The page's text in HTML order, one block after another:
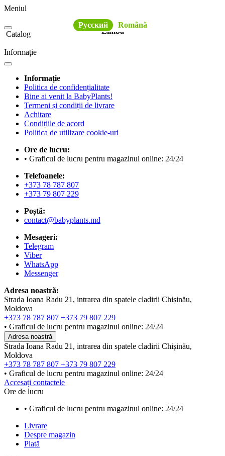
Meniul
Limba
Русский
Română
Catalog
Informație
Informație
Politica de confidențialitate
Bine ai venit la BabyPlants!
Termeni și condiții de livrare
Achitare
Condițiile de acord
Politica de utilizare cookie-uri
Ore de lucru:
• Graficul de lucru pentru magazinul online: 24/24
Telefoanele:
+373 78 787 807
+373 79 807 229
Poștă:
contact@babyplants.md
Mesageri:
Telegram
Viber
WhatsApp
Messenger
Adresa noastră:
Strada Ioana Radu 21, intrarea din spatele cladirii Chișinău,
Moldova
+373 78 787 807 +373 79 807 229
• Graficul de lucru pentru magazinul online: 24/24
Adresa noastră
Strada Ioana Radu 21, intrarea din spatele cladirii Chișinău,
Moldova
+373 78 787 807 +373 79 807 229
• Graficul de lucru pentru magazinul online: 24/24
Accesați contactele
Ore de lucru
• Graficul de lucru pentru magazinul online: 24/24
Livrare
Despre magazin
Plată